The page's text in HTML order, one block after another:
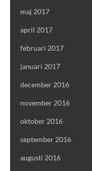
maj 2017
april 2017
februari 2017
januari 2017
december 2016
november 2016
oktober 2016
september 2016
augusti 2016